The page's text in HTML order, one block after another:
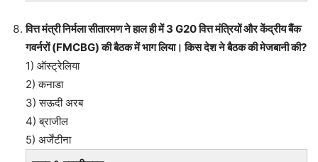
वित्त मंत्री निर्मला सीतारमण ने हाल ही में 3 G20 वित्त मंत्रियों और केंद्रीय बैंक
गवर्नरों (FMCBG) की बैठक में भाग लिया। किस देश ने बैठक की मेजबानी की?
1) ऑस्ट्रेलिया
2) कनाडा
3) सऊदी अरब
4) ब्राजील
5) अर्जेंटीना